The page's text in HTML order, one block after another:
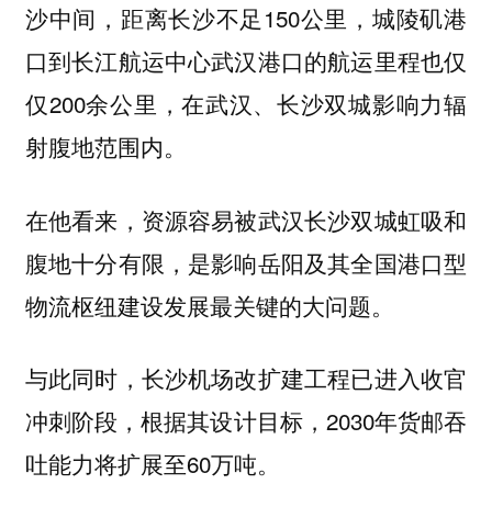
沙中间，距离长沙不足150公里，城陵矶港
口到长江航运中心武汉港口的航运里程也仅
仅200余公里，在武汉、长沙双城影响力辐
射腹地范围内。
在他看来，资源容易被武汉长沙双城虹吸和
腹地十分有限，是影响岳阳及其全国港口型
物流枢纽建设发展最关键的大问题。
与此同时，长沙机场改扩建工程已进入收官
冲刺阶段，根据其设计目标，2030年货邮吞
吐能力将扩展至60万吨。